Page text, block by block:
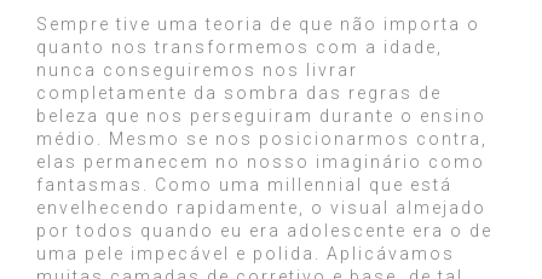
Sempre tive uma teoria de que não importa o
quanto nos transformemos com a idade,
nunca conseguiremos nos livrar
completamente da sombra das regras de
beleza que nos perseguiram durante o ensino
médio. Mesmo se nos posicionarmos contra,
elas permanecem no nosso imaginário como
fantasmas. Como uma millennial que está
envelhecendo rapidamente, o visual almejado
por todos quando eu era adolescente era o de
uma pele impecável e polida. Aplicávamos